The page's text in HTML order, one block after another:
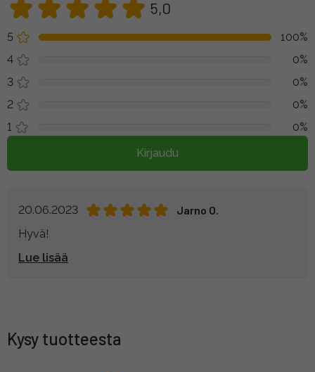
5,0
5
100%
4
0%
3
0%
2
0%
1
0%
Kirjaudu
20.06.2023
Jarno O.
Hyvä!
Lue lisää
Kysy tuotteesta